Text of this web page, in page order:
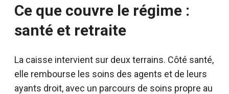
Ce que couvre le régime :
santé et retraite
La caisse intervient sur deux terrains. Côté santé,
elle rembourse les soins des agents et de leurs
ayants droit, avec un parcours de soins propre au